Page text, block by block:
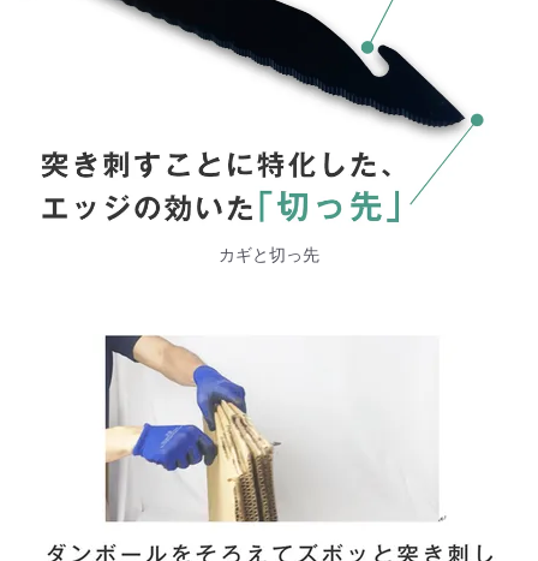
カギと切っ先